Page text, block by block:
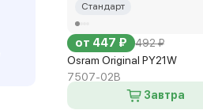
Стандарт
от 447 ₽ 492 ₽
Osram Original PY21W
7507-02B
Завтра